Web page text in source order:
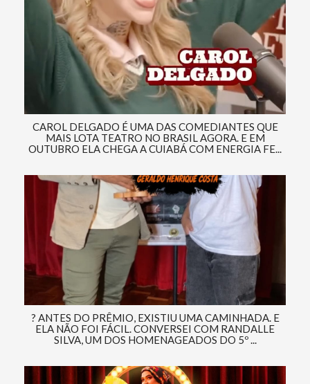
CAROL DELGADO É UMA DAS COMEDIANTES QUE
MAIS LOTA TEATRO NO BRASIL AGORA. E EM
OUTUBRO ELA CHEGA A CUIABÁ COM ENERGIA FE...
? ANTES DO PRÊMIO, EXISTIU UMA CAMINHADA. E
ELA NÃO FOI FÁCIL. CONVERSEI COM RANDALLE
SILVA, UM DOS HOMENAGEADOS DO 5º ...